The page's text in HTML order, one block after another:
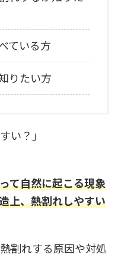
ている方
りたい方
い？」
て自然に起こる現象
上、熱割れしやすい
割れする原因や対処